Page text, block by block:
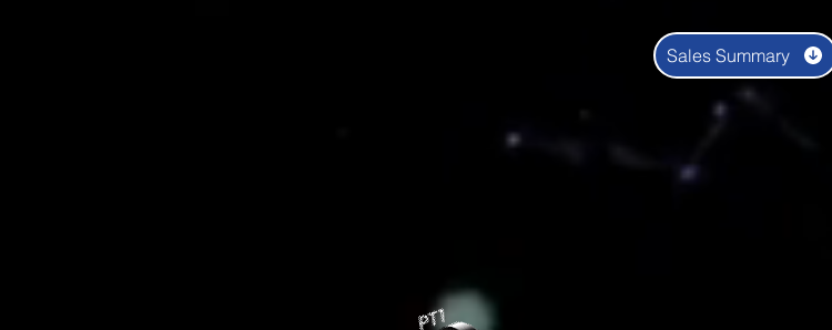
Sales Summary